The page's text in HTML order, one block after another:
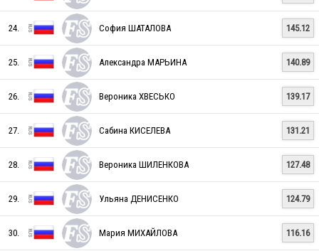
RUS
RUS
RUS
RUS
24. София ШАТАЛОВА 145.12
25. Александра МАРЬИНА 140.89
26. Вероника ХВЕСЬКО 139.17
27. Сабина КИСЕЛЕВА 131.21
28. Вероника ШИЛЕНКОВА 127.48
29. Ульяна ДЕНИСЕНКО 124.79
30. Мария МИХАЙЛОВА 116.16